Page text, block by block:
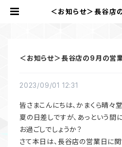
＜お知らせ＞長谷店
＜お知らせ＞長谷店の9月の営
2023/09/01 12:31
皆さまこんにちは、かまくら晴々
夏の日差しですが、あっという間
お過ごしでしょうか？
さて本日は、長谷店の営業日に関